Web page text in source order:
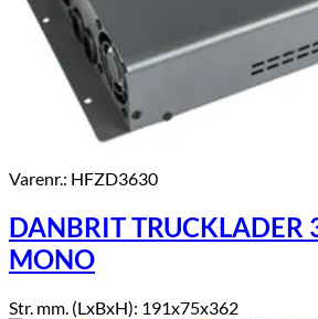
Varenr.: HFZD3630
DANBRIT TRUCKLADER
MONO
Str. mm. (LxBxH): 191x75x362